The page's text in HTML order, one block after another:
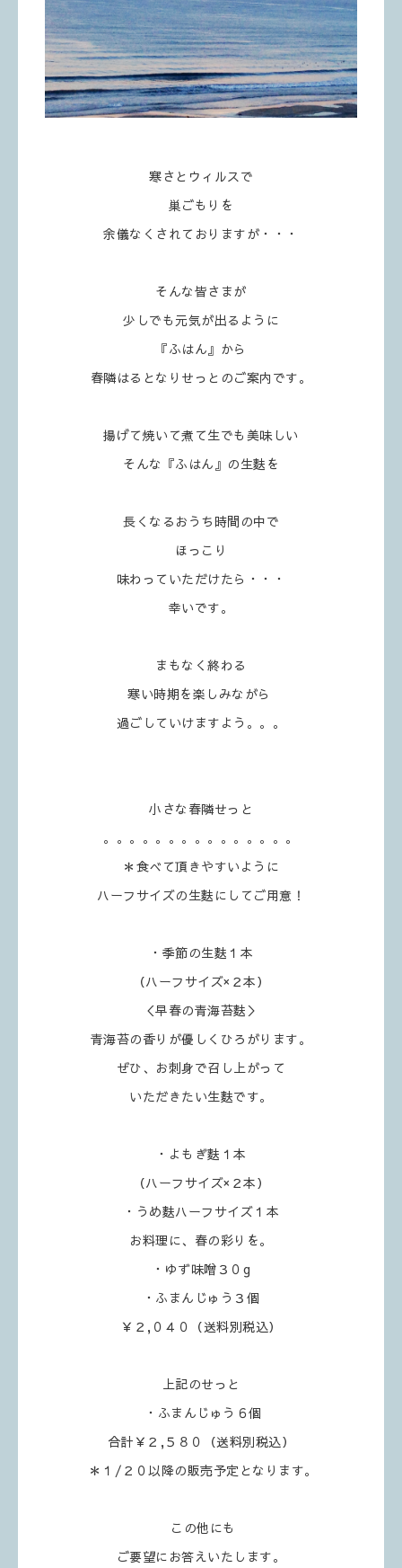
寒さとウィルスで
巣ごもりを
余儀なくされておりますが・・・
そんな皆さまが
少しでも元気が出るように
『ふはん』から
春隣はるとなりせっとのご案内です。
揚げて焼いて煮て生でも美味しい
そんな『ふはん』の生麩を
長くなるおうち時間の中で
ほっこり
味わっていただけたら・・・
幸いです。
まもなく終わる
寒い時期を楽しみながら
過ごしていけますよう。。。
小さな春隣せっと
。。。。。。。。。。。。。。。
＊食べて頂きやすいように
ハーフサイズの生麩にしてご用意！
・季節の生麩１本
（ハーフサイズ×２本）
＜早春の青海苔麩＞
青海苔の香りが優しくひろがります。
ぜひ、お刺身で召し上がって
いただきたい生麩です。
・よもぎ麩１本
（ハーフサイズ×２本）
・うめ麩ハーフサイズ１本
お料理に、春の彩りを。
・ゆず味噌３０g
・ふまんじゅう３個
￥２,０４０（送料別税込）
上記のせっと
・ふまんじゅう６個
合計￥２,５８０（送料別税込）
＊１/２０以降の販売予定となります。
この他にも
ご要望にお答えいたします。